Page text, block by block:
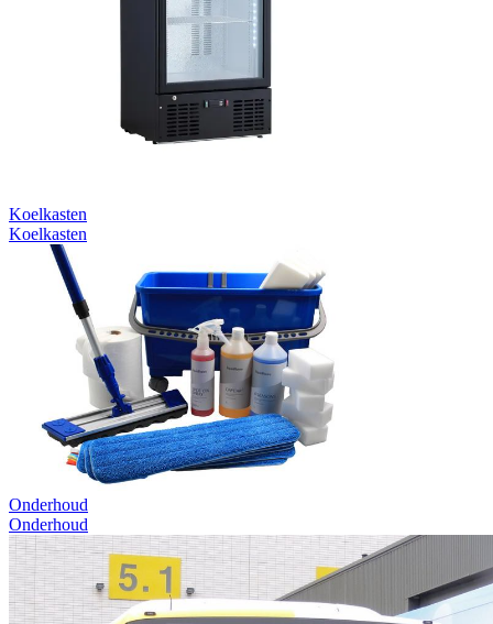
Koelkasten
Koelkasten
Onderhoud
Onderhoud